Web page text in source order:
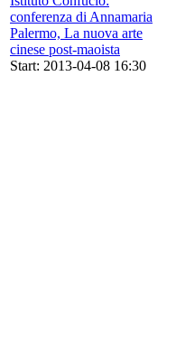
conferenza di Annamaria
Palermo, La nuova arte
cinese post-maoista
Start: 2013-04-08 16:30